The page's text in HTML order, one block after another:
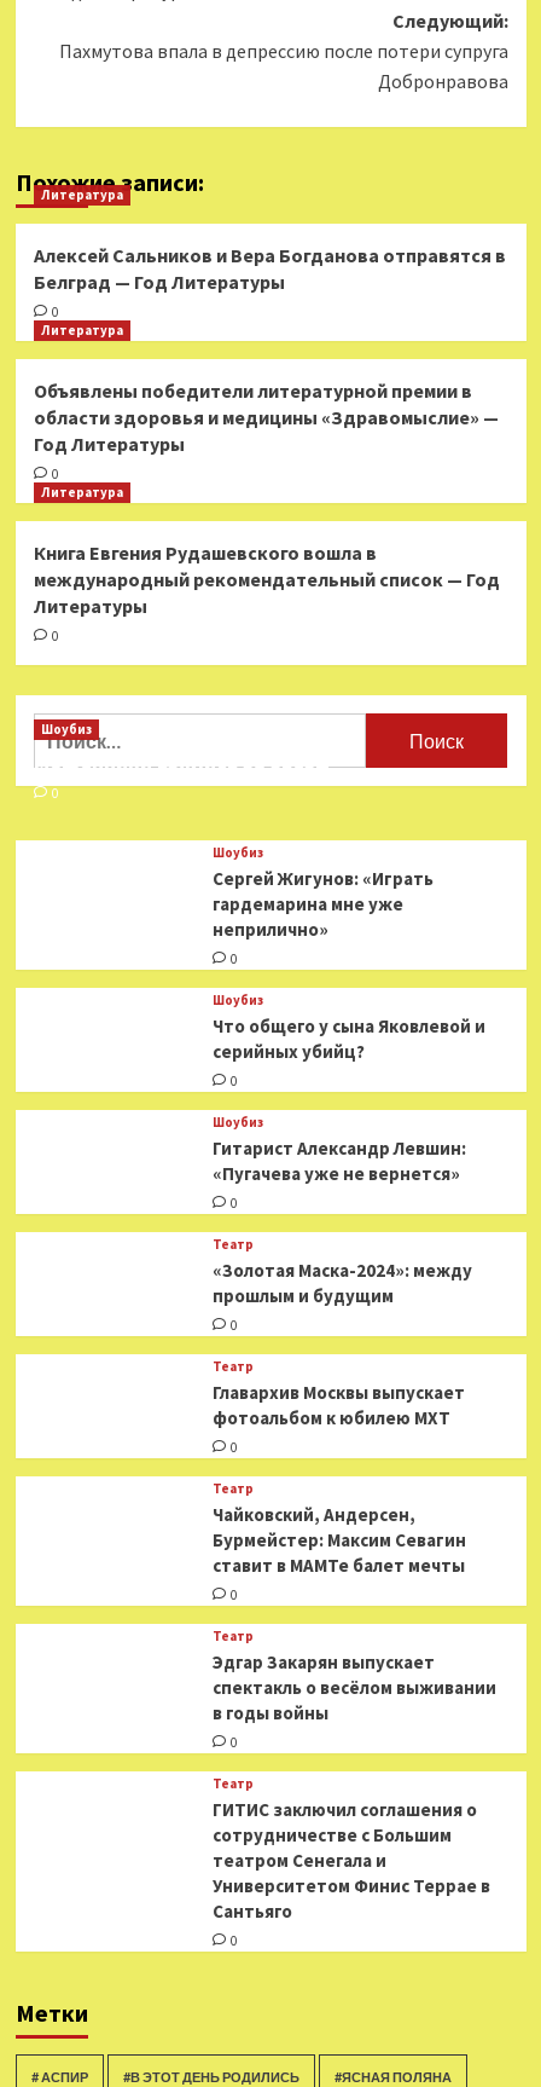
Следующий:
Пахмутова впала в депрессию после потери супруга
Добронравова
Похожие записи:
Литература
Алексей Сальников и Вера Богданова отправятся в
Белград — Год Литературы
0
Литература
Объявлены победители литературной премии в
области здоровья и медицины «Здравомыслие» —
Год Литературы
0
Литература
Книга Евгения Рудашевского вошла в
международный рекомендательный список — Год
Литературы
0
Найти:
Шоубиз
Мошенники взялись за звезд
0
Шоубиз
Сергей Жигунов: «Играть
гардемарина мне уже
неприлично»
0
Шоубиз
Что общего у сына Яковлевой и
серийных убийц?
0
Шоубиз
Гитарист Александр Левшин:
«Пугачева уже не вернется»
0
Театр
«Золотая Маска-2024»: между
прошлым и будущим
0
Театр
​​Главархив Москвы выпускает
фотоальбом к юбилею МХТ
0
Театр
​​Чайковский, Андерсен,
Бурмейстер: Максим Севагин
ставит в МАМТе балет мечты
0
Театр
Эдгар Закарян выпускает
спектакль о весёлом выживании
в годы войны
0
Театр
ГИТИС заключил соглашения о
сотрудничестве с Большим
театром Сенегала и
Университетом Финис Террае в
Сантьяго
0
Метки
# АСПИР #В ЭТОТ ДЕНЬ РОДИЛИСЬ #ЯСНАЯ ПОЛЯНА